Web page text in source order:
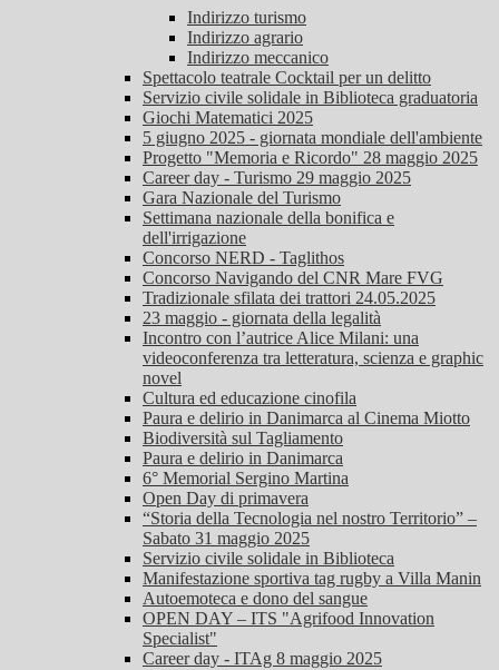
Indirizzo turismo
Indirizzo agrario
Indirizzo meccanico
Spettacolo teatrale Cocktail per un delitto
Servizio civile solidale in Biblioteca graduatoria
Giochi Matematici 2025
5 giugno 2025 - giornata mondiale dell'ambiente
Progetto "Memoria e Ricordo" 28 maggio 2025
Career day - Turismo 29 maggio 2025
Gara Nazionale del Turismo
Settimana nazionale della bonifica e
dell'irrigazione
Concorso NERD - Taglithos
Concorso Navigando del CNR Mare FVG
Tradizionale sfilata dei trattori 24.05.2025
23 maggio - giornata della legalità
Incontro con l’autrice Alice Milani: una
videoconferenza tra letteratura, scienza e graphic
novel
Cultura ed educazione cinofila
Paura e delirio in Danimarca al Cinema Miotto
Biodiversità sul Tagliamento
Paura e delirio in Danimarca
6° Memorial Sergino Martina
Open Day di primavera
“Storia della Tecnologia nel nostro Territorio” –
Sabato 31 maggio 2025
Servizio civile solidale in Biblioteca
Manifestazione sportiva tag rugby a Villa Manin
Autoemoteca e dono del sangue
OPEN DAY – ITS "Agrifood Innovation
Specialist"
Career day - ITAg 8 maggio 2025